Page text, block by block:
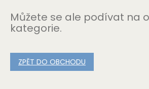
Můžete se ale podívat na
kategorie.
ZPĚT DO OBCHODU